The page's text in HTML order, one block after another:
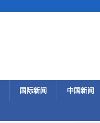
国际新闻 中国新闻